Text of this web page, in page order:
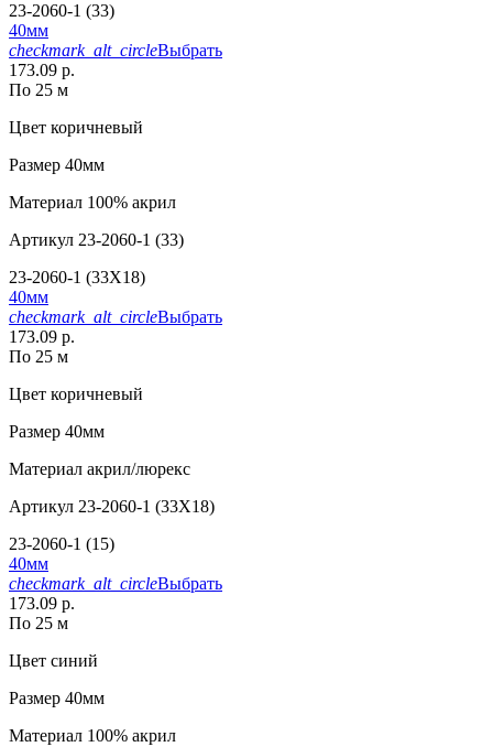
23-2060-1 (33)
40мм
checkmark_alt_circleВыбрать
173.09 р.
По 25 м
Цвет коричневый
Размер 40мм
Материал 100% акрил
Артикул 23-2060-1 (33)
23-2060-1 (33X18)
40мм
checkmark_alt_circleВыбрать
173.09 р.
По 25 м
Цвет коричневый
Размер 40мм
Материал акрил/люрекс
Артикул 23-2060-1 (33X18)
23-2060-1 (15)
40мм
checkmark_alt_circleВыбрать
173.09 р.
По 25 м
Цвет синий
Размер 40мм
Материал 100% акрил